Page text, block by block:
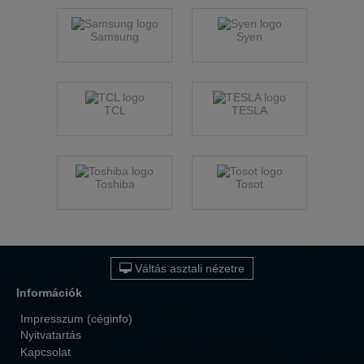
Samsung Syen
TCL TESLA
Toshiba Tosot
Váltás asztali nézetre
Információk
Impresszum (céginfo)
Nyitvatartás
Kapcsolat